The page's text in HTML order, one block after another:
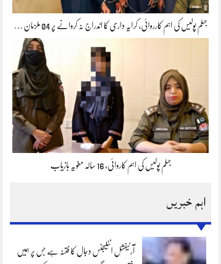
جہلم پولیس کی اہم کارروائی، کرایہ داری کا اندراج نہ کروانے پر 04 ملزمان …
جہلم پولیس کی اہم کاروائی، 16 سالہ مغویہ بازیاب
اہم خبریں
آرٹیفشل انٹلیجنس دجال کا فتنہ ہے جس پر ہمیں